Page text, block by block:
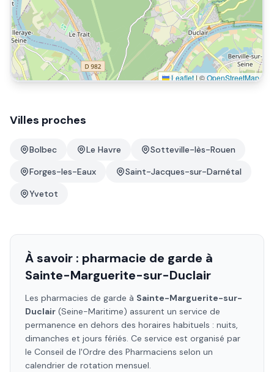
Leaflet | ©OpenStreetMap
Villes proches
Bolbec Le Havre
Sotteville-lès-Rouen
Forges-les-Eaux
Saint-Jacques-sur-Darnétal
Yvetot
À savoir : pharmacie de garde à
Sainte-Marguerite-sur-Duclair
Les pharmacies de garde à Sainte-Marguerite-sur-
Duclair (Seine-Maritime) assurent un service de
permanence en dehors des horaires habituels : nuits,
dimanches et jours fériés. Ce service est organisé par
le Conseil de l'Ordre des Pharmaciens selon un
calendrier de rotation mensuel.